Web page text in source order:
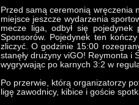
Przed samą ceremonią wręczenia
miejsce jeszcze wydarzenia
mecze liga, odbył się
Sponsorów. Pojedynek ten
zliczyć. O godzinie 15:00
stanęły drużyny viGO! Reymonta i
wygrywając po karnych 3:2 w
Po przerwie, którą organizatorzy
ligę zawodnicy, kibice i goście